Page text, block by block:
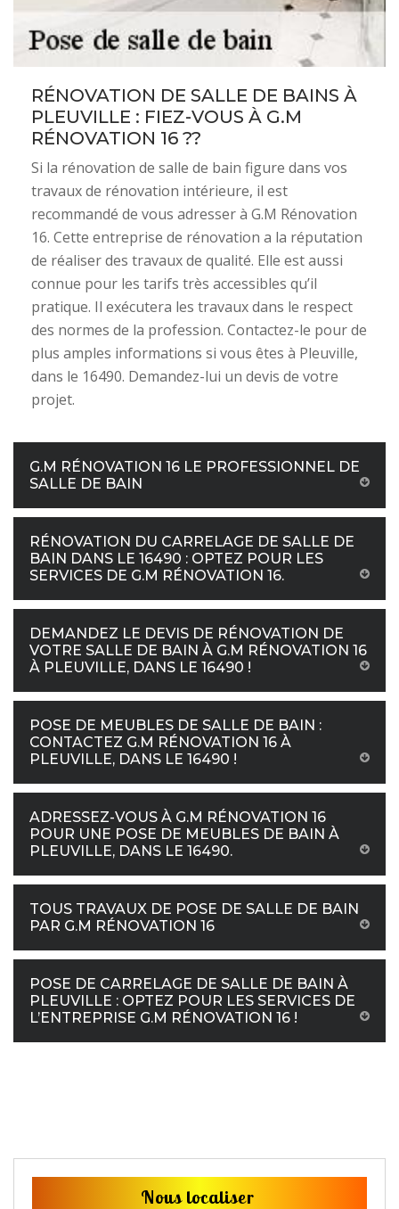
RÉNOVATION DE SALLE DE BAINS À
PLEUVILLE : FIEZ-VOUS À G.M
RÉNOVATION 16 ??
Si la rénovation de salle de bain figure dans vos
travaux de rénovation intérieure, il est
recommandé de vous adresser à G.M Rénovation
16. Cette entreprise de rénovation a la réputation
de réaliser des travaux de qualité. Elle est aussi
connue pour les tarifs très accessibles qu’il
pratique. Il exécutera les travaux dans le respect
des normes de la profession. Contactez-le pour de
plus amples informations si vous êtes à Pleuville,
dans le 16490. Demandez-lui un devis de votre
projet.
G.M RÉNOVATION 16 LE PROFESSIONNEL DE
SALLE DE BAIN
RÉNOVATION DU CARRELAGE DE SALLE DE
BAIN DANS LE 16490 : OPTEZ POUR LES
SERVICES DE G.M RÉNOVATION 16.
DEMANDEZ LE DEVIS DE RÉNOVATION DE
VOTRE SALLE DE BAIN À G.M RÉNOVATION 16
À PLEUVILLE, DANS LE 16490 !
POSE DE MEUBLES DE SALLE DE BAIN :
CONTACTEZ G.M RÉNOVATION 16 À
PLEUVILLE, DANS LE 16490 !
ADRESSEZ-VOUS À G.M RÉNOVATION 16
POUR UNE POSE DE MEUBLES DE BAIN À
PLEUVILLE, DANS LE 16490.
TOUS TRAVAUX DE POSE DE SALLE DE BAIN
PAR G.M RÉNOVATION 16
POSE DE CARRELAGE DE SALLE DE BAIN À
PLEUVILLE : OPTEZ POUR LES SERVICES DE
L’ENTREPRISE G.M RÉNOVATION 16 !
Nous localiser